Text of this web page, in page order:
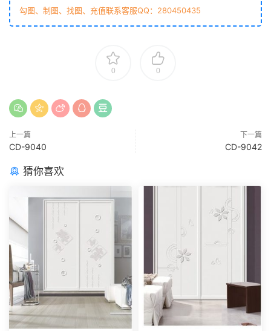
勾图、制图、找图、充值联系客服QQ：280450435
0 0
上一篇
CD-9040
下一篇
CD-9042
猜你喜欢